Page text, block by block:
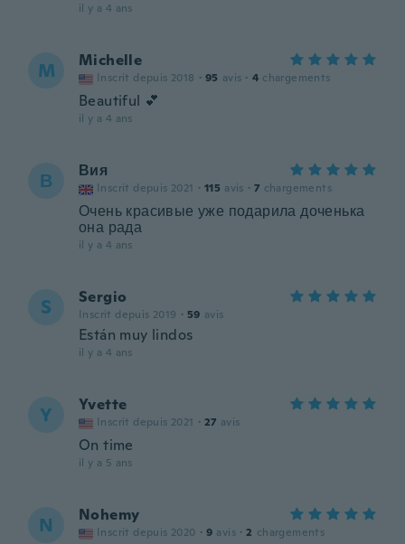
il y a 4 ans
M Michelle
Inscrit depuis 2018 · 95 avis · 4 chargements
Beautiful 💕
il y a 4 ans
В Вия
Inscrit depuis 2021 · 115 avis · 7 chargements
Очень красивые уже подарила доченька
она рада
il y a 4 ans
S Sergio
Inscrit depuis 2019 · 59 avis
Están muy lindos
il y a 4 ans
Y Yvette
Inscrit depuis 2021 · 27 avis
On time
il y a 5 ans
N Nohemy
Inscrit depuis 2020 · 9 avis · 2 chargements